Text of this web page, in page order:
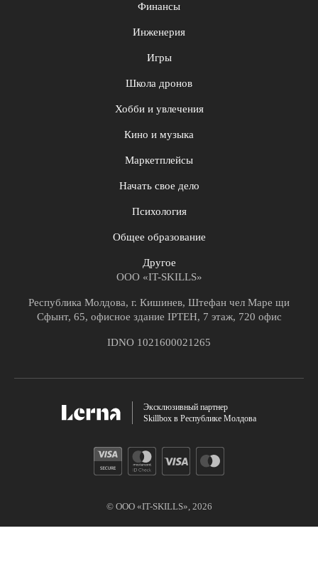
Финансы
Инженерия
Игры
Школа дронов
Хобби и увлечения
Кино и музыка
Маркетплейсы
Начать свое дело
Психология
Общее образование
Другое
ООО «IT-SKILLS»
Республика Молдова, г. Кишинев, Штефан чел Маре щи
Сфынт, 65, офисное здание IPTEH, 7 этаж, 720 офис
IDNO 1021600021265
Эксклюзивный партнер
Skillbox в Республике Молдова
© ООО «IT-SKILLS», 2026